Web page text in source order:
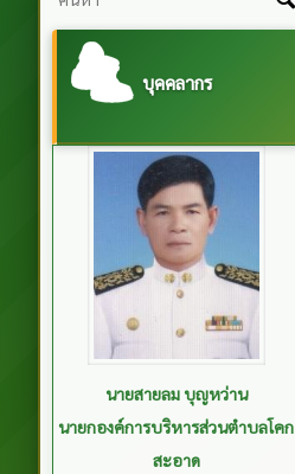
บุคคลากร
พันตำรวจเอกบรรหาร เรืองขจร
รองนายกองค์การบริหารส่วนตำบล
โคกสะอาด